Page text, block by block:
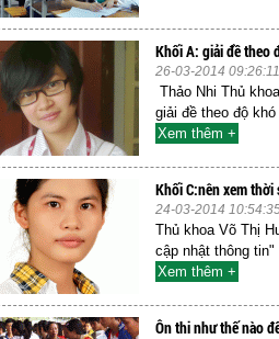
Khối A: giải đề theo
26-03-2014 09:26:11
Thảo Nhi Thủ
giải đề theo độ
Xem thêm +
Khối C:nên xem
24-03-2014
Thủ khoa Võ Thị
cập nhật thông
Xem thêm +
Ôn thi như thế nào